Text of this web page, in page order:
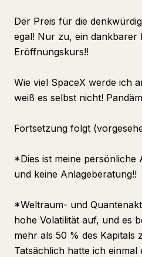
Der Preis für die
egal! Nur zu, ein dankbarer
Eröffnungskurs!!
Wie viel SpaceX werde ich
weiß es selbst nicht!
Fortsetzung folgt
*Dies ist meine persönliche
und keine Anlageberatung!!
*Weltraum- und
hohe Volatilität auf, und es
mehr als 50 % des Kapitals
Tatsächlich hatte ich